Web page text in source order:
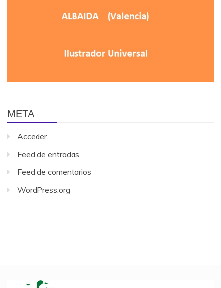
META
Acceder
Feed de entradas
Feed de comentarios
WordPress.org